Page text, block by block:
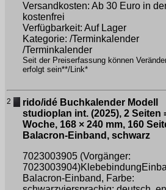
Versandkosten: Ab 30 Euro in
kostenfrei
Verfügbarkeit: Auf Lager
Kategorie: /Terminkalender
/Terminkalender
Seit der Preiserfassung können
erfolgt sein**/Link*
2
rido/idé Buchkalender Modell
studioplan int. (2025), 2 Seiten
Woche, 168 × 240 mm, 160
Balacron-Einband, schwarz
7023003905 (Vorgänger:
Balacron-Einband, Farbe: